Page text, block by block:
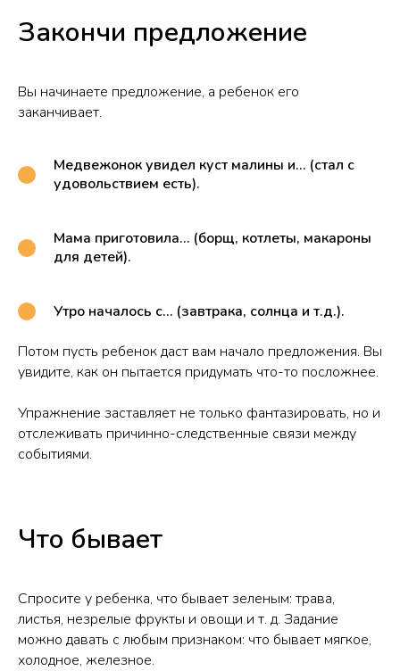
Закончи предложение
Вы начинаете предложение, а ребенок его
заканчивает.
Медвежонок увидел куст малины и… (стал с
удовольствием есть).
Мама приготовила… (борщ, котлеты, макароны
для детей).
Утро началось с… (завтрака, солнца и т.д.).
Потом пусть ребенок даст вам начало предложения. Вы
увидите, как он пытается придумать что-то посложнее.
Упражнение заставляет не только фантазировать, но и
отслеживать причинно-следственные связи между
событиями.
Что бывает
Спросите у ребенка, что бывает зеленым: трава,
листья, незрелые фрукты и овощи и т. д. Задание
можно давать с любым признаком: что бывает мягкое,
холодное, железное.